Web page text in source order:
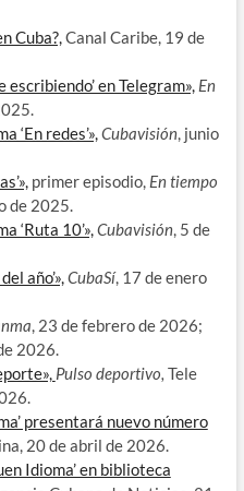
Cuba?,Canal Caribe, 19 de
escribiendo’ en Telegram», En
‘En redes’»,Cubavisión, junio
primer episodio, En tiempo
de 2025.
‘Ruta 10’»,Cubavisión, 5 de
año’»,CubaSí, 17 de enero
, 23 de febrero de 2026;
2026.
Pulso deportivo, Tele
presentará nuevo número
20 de abril de 2026.
Idioma’ en biblioteca